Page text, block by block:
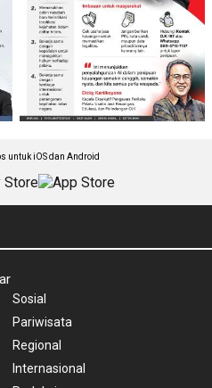
untuk iOS dan Android
Sosial
Pariwisata
Regional
Internasional